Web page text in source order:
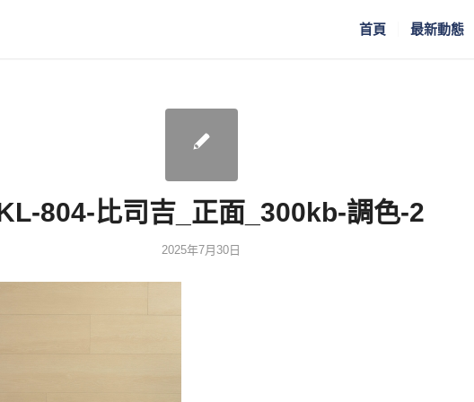
首頁 最新動態
804-比司吉_正面_300kb-調色-2
2025年7月30日